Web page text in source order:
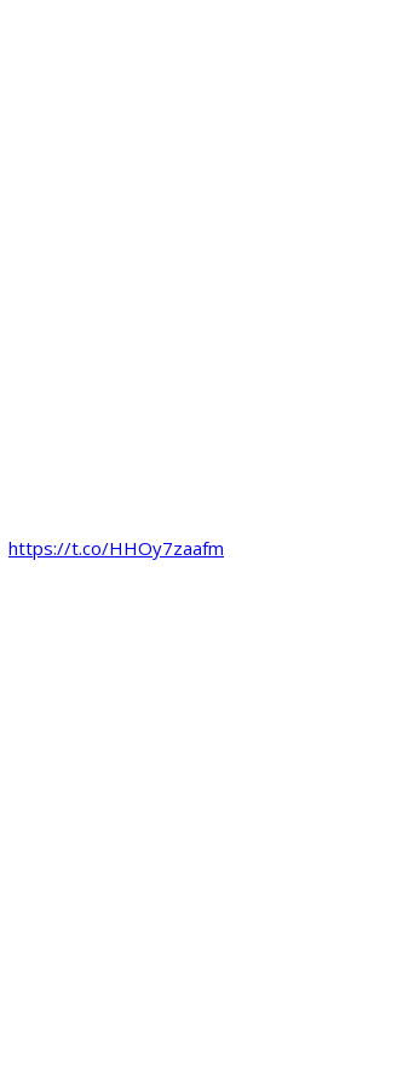
https://t.co/HHOy7zaafm